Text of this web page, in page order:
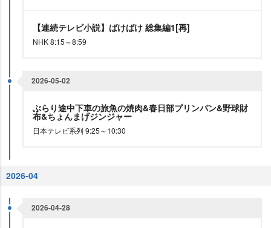
【連続テレビ小説】ばけばけ 総集編1[再]
NHK 8:15～8:59
2026-05-02
ぶらり途中下車の旅魚の焼肉&春日部プリンパン&野球財
布&ちょんまげジンジャー
日本テレビ系列 9:25～10:30
2026-04
2026-04-28